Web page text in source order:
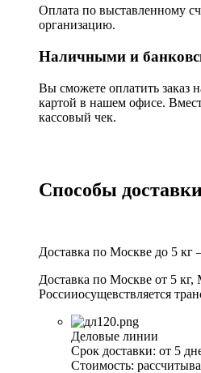
Оплата по выставленному
организацию.
Наличными и
Вы сможете оплатить заказ
картой в нашем офисе.
кассовый чек.
Способы
Доставка по Москве до 5 кг
Доставка по Москве от 5
Россииосущевствляется
Деловые линии
Срок доставки: от 5
Стоимость: